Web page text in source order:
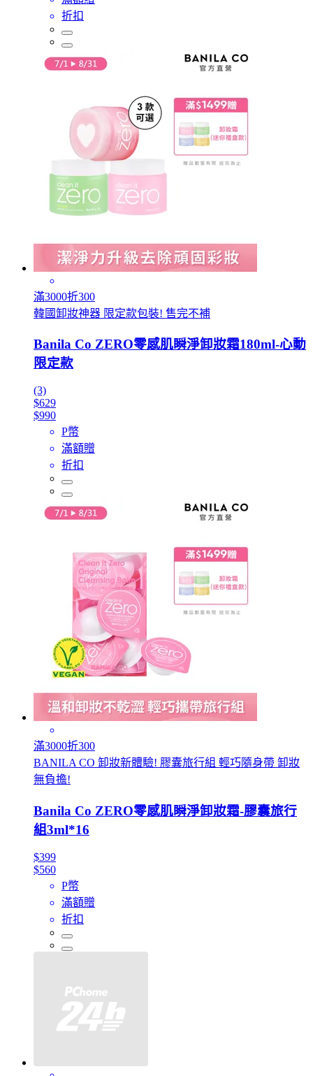
折扣
滿3000折300
韓國卸妝神器 限定款包裝! 售完不補
Banila Co ZERO零感肌瞬淨卸妝霜180ml-心動
限定款
(3)
$629
$990
P幣
滿額贈
折扣
滿3000折300
BANILA CO 卸妝新體驗! 膠囊旅行組 輕巧隨身帶 卸妝
無負擔!
Banila Co ZERO零感肌瞬淨卸妝霜-膠囊旅行
組3ml*16
$399
$560
P幣
滿額贈
折扣